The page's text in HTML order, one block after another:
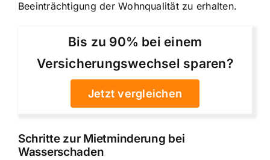
Beeinträchtigung der Wohnqualität zu erhalten.
Bis zu 90% bei einem
Versicherungswechsel sparen?
Jetzt vergleichen
Schritte zur Mietminderung bei
Wasserschaden